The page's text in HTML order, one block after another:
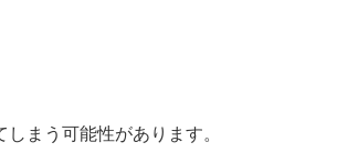
まう可能性があります。